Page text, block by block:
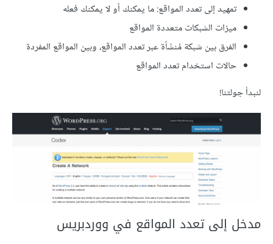
تمهيد إلى تعدد المواقع: ما يمكنك أو لا يمكنك فعله
ميزات الشبكات متعددة المواقع
الفرق بين شبكة مُنشَأة عبر تعدد المواقع، وبين المواقع المفردة
حالات استخدام تعدد المواقع
لنبدأ جولتنا!
مدخل إلى تعدد المواقع في ووردبريس